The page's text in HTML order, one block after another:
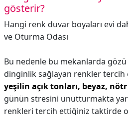
gösterir?
Hangi renk duvar boyaları evi
ve Oturma Odası
Bu nedenle bu mekanlarda
dinginlik sağlayan renkler tercih
yeşilin açık tonları, beyaz,
günün stresini unutturmakta
renkleri tercih ettiğiniz taktirde